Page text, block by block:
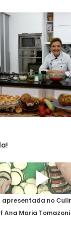
no
Ana Maria Tomazoni